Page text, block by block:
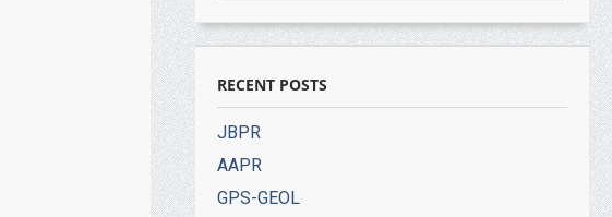
RECENT POSTS
JBPR
AAPR
GPS-GEOL